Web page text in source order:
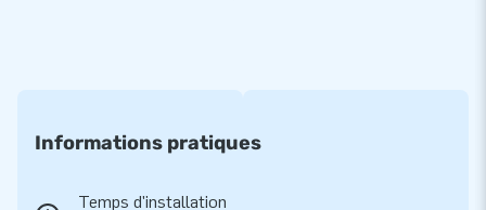
JB est fabricant et fournisseur de structures gonflables
Informations pratiques
Temps d'installation